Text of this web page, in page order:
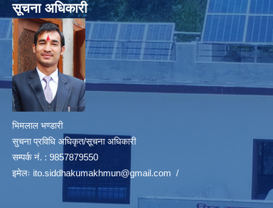
सूचना अधिकारी
भिमलाल भण्डारी
सुचना प्रविधि अधिकृत/सूचना अधिकारी
सम्पर्क नं. : 9857879550
इमेलः ito.siddhakumakhmun@gmail.com /